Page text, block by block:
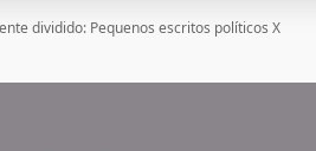
dividido: Pequenos escritos políticos X